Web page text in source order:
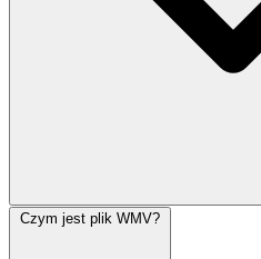
Czym jest plik WMV?